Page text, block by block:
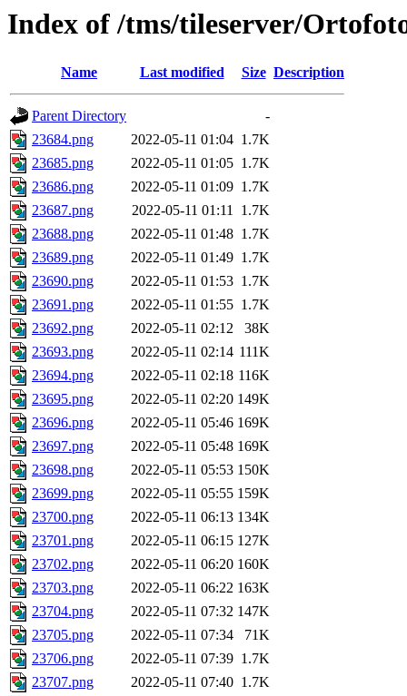
Index of /tms/tileserver/
Name Last modified Size Description
Parent Directory
-
23684.png
2022-05-11 01:04 1.7K
23685.png
2022-05-11 01:05 1.7K
23686.png
2022-05-11 01:09 1.7K
23687.png
2022-05-11 01:11 1.7K
23688.png
2022-05-11 01:48 1.7K
23689.png
2022-05-11 01:49 1.7K
23690.png
2022-05-11 01:53 1.7K
23691.png
2022-05-11 01:55 1.7K
23692.png
2022-05-11 02:12
38K
23693.png
2022-05-11 02:14 111K
23694.png
2022-05-11 02:18 116K
23695.png
2022-05-11 02:20 149K
23696.png
2022-05-11 05:46 169K
23697.png
2022-05-11 05:48 169K
23698.png
2022-05-11 05:53 150K
23699.png
2022-05-11 05:55 159K
23700.png
2022-05-11 06:13 134K
23701.png
2022-05-11 06:15 127K
23702.png
2022-05-11 06:20 160K
23703.png
2022-05-11 06:22 163K
23704.png
2022-05-11 07:32 147K
23705.png
2022-05-11 07:34
71K
23706.png
2022-05-11 07:39 1.7K
23707.png
2022-05-11 07:40 1.7K